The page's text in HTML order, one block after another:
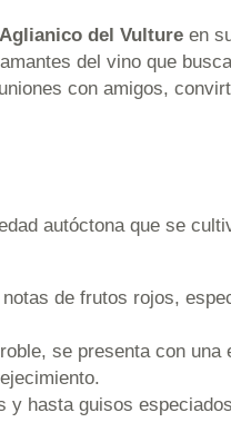
del Vulture en
del vino que
con amigos,
autóctona que se
de frutos rojos,
se presenta con
hasta guisos